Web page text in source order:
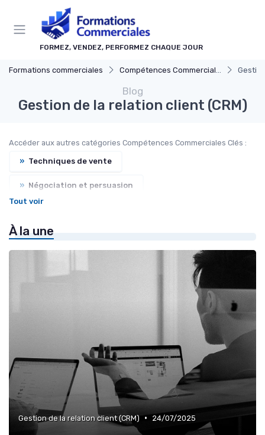
FORMEZ, VENDEZ, PERFORMEZ CHAQUE JOUR
Formations commerciales Compétences Commerciales Clés
Blog
Gestion de la relation client (CRM)
Accéder aux autres catégories Compétences Commerciales Clés :
» Techniques de vente
» Négociation et persuasion
» Planification et stratégie de vente
Tout voir
À la une
Gestion de la relation client (CRM) • 24/07/2025
Panneau de gestion des cookies